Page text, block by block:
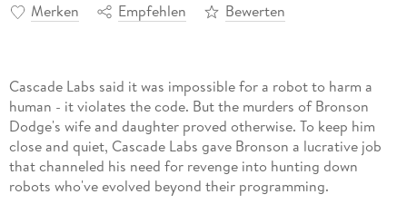
Merken Empfehlen Bewerten
Cascade Labs said it was impossible for a robot to harm a
human - it violates the code. But the murders of Bronson
Dodge's wife and daughter proved otherwise. To keep him
close and quiet, Cascade Labs gave Bronson a lucrative job
that channeled his need for revenge into hunting down
robots who've evolved beyond their programming.